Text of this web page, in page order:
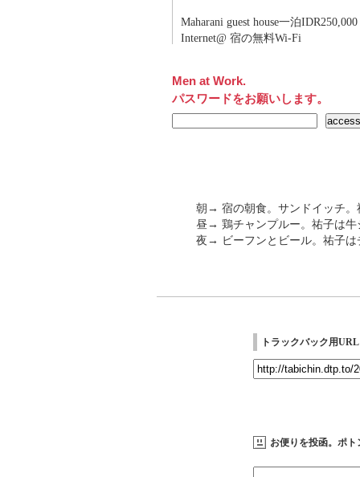
Maharani guest house一泊
Internet@ 宿の無料Wi-Fi
Men at Work.
パスワードをお願いします。
朝→ 宿の朝食。サンドイッチ。
昼→ 鶏チャンプルー。祐子は牛
夜→ ビーフンとビール。祐子は
トラックバック用URL
お便りを投函。ポト